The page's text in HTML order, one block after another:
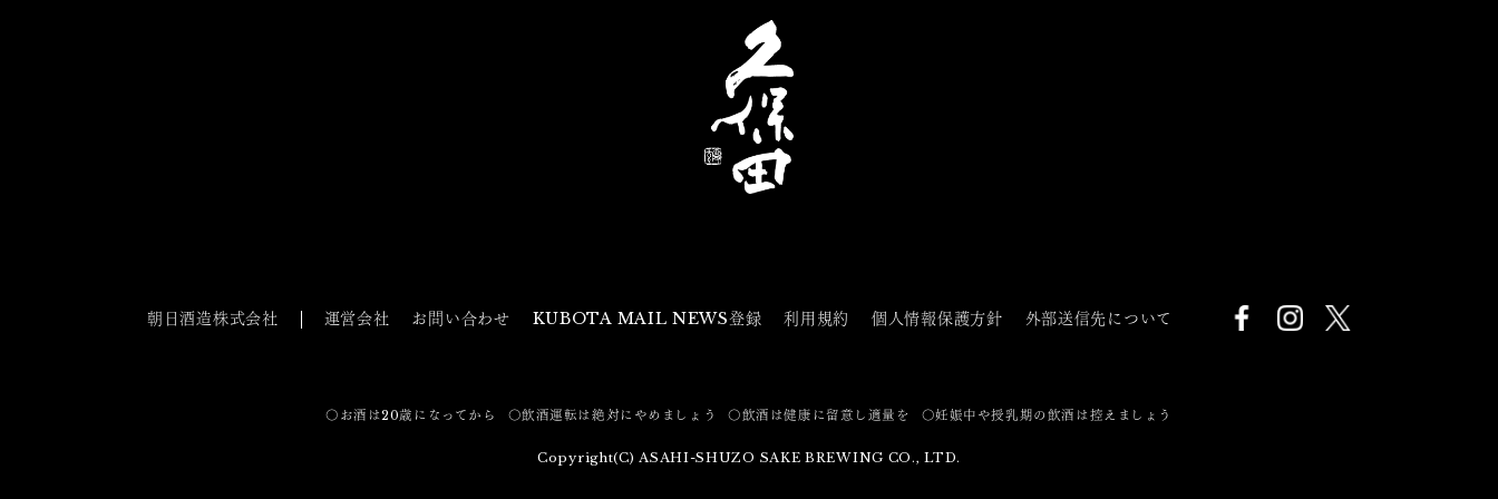
朝日酒造株式会社 運営会社 お問い合わせ KUBOTA MAIL NEWS登録 利用規約 個人情報保護方針 外部送信先について
〇お酒は20歳になってから 〇飲酒運転は絶対にやめましょう 〇飲酒は健康に留意し適量を 〇妊娠中や授乳期の飲酒は控えましょう
Copyright(C) ASAHI-SHUZO SAKE BREWING CO., LTD.